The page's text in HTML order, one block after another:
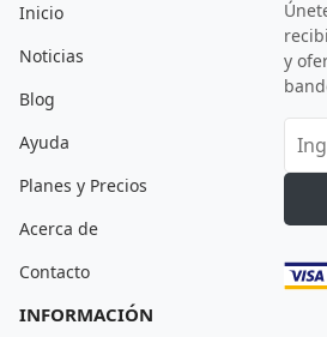
Inicio
Noticias
Blog
Ayuda
Planes y Precios
Acerca de
Contacto
INFORMACIÓN
y